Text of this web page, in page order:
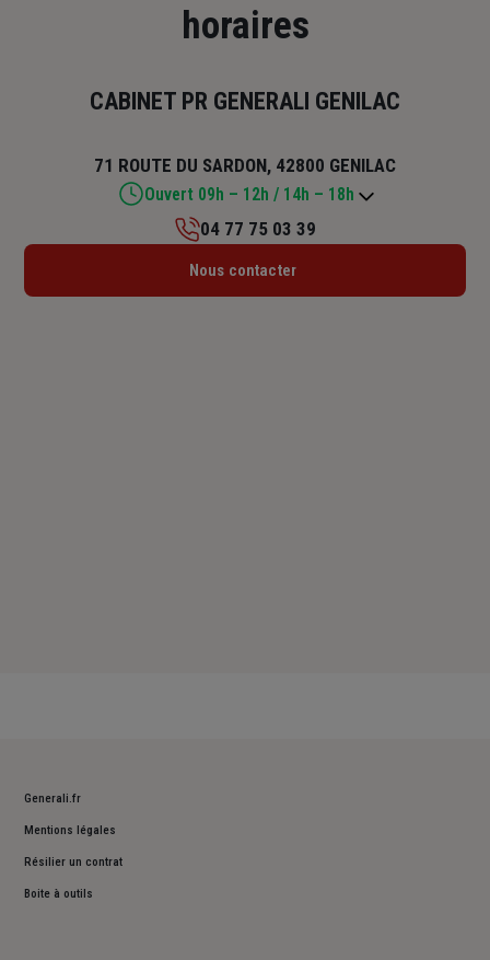
horaires
CABINET PR GENERALI GENILAC
71 ROUTE DU SARDON, 42800 GENILAC
Ouvert 09h – 12h / 14h – 18h
Lundi : 14h – 18h
04 77 75 03 39
Nous contacter
Generali.fr
Mentions légales
Résilier un contrat
Boite à outils